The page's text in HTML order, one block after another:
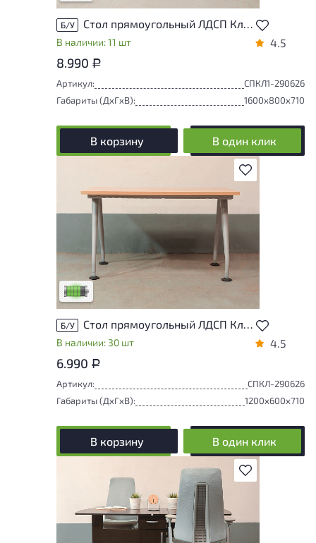
Б/У Стол прямоугольный ЛДСП Клен
В наличии: 11 шт 4.5
8.990 Р
Артикул:
СПКЛ1-290626
Габариты (ДxГxВ):
1600x800x710
В корзину В один клик
В избранное
У товара присутствуют незначительные
следы эксплуатации, не влияющие на
удобство его использования
Низкая степень износа
Б/У
В наличии: 30 шт 4.5
6.990 Р
Артикул:
СПКЛ-290626
Габариты (ДxГxВ):
1200x600x710
В корзину В один клик
В избранное